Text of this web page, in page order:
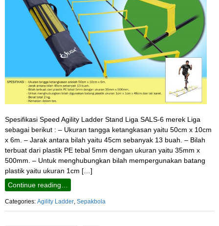
Spesifikasi Speed Agility Ladder Stand Liga SALS-6 merek Liga
sebagai berikut : – Ukuran tangga ketangkasan yaitu 50cm x 10cm
x 6m. – Jarak antara bilah yaitu 45cm sebanyak 13 buah. – Bilah
terbuat dari plastik PE tebal 5mm dengan ukuran yaitu 35mm x
500mm. – Untuk menghubungkan bilah mempergunakan batang
plastik yaitu ukuran 1cm […]
Continue reading…
Categories: Agility Ladder Sepakbola